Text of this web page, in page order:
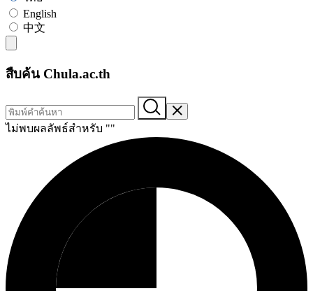
English
中文
สืบค้น Chula.ac.th
ไม่พบผลลัพธ์สำหรับ ""